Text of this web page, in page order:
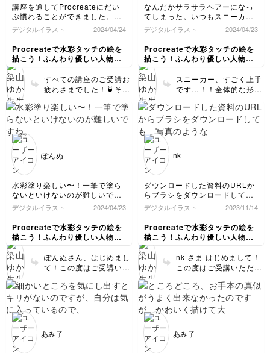
てgoodです！ご受講お
つかれさまでした🍵
見えます◎靴は小さい面
積にパーツが多く特に難
しいですよね…靴に限ら
ずですが輪郭をよく見る
ことと、細かい部分を描
く際はキャンバスをズー
ムして焦らずゆっくり描
くようにしています。ご
受講お疲れさまでした😊
応援しています！！
講座を通してProcreateにだい
ぶ慣れることができました。先
生の絵柄が好きなのでもっとた
くさん描きたかった〜。憧れの
水彩風の塗り方ができるように
なって嬉しいです。ありがとう
ございました。
デジタルイラスト 2024/04/24
Procreateで水彩タッチの絵を
描こう！ふんわり優しい人物イ
ラスト講座
すべての講座のご受講お
疲れさまでした！🍵その
しい限りです。最後の講
座の女の子もとても素敵
情が伝わってきます（ア
トでしょうか、めちゃめ
ちゃ可愛いです…！）改
めましてこの度はご受講
いただき誠にありがとう
ございました。少しでも
ぽんぬさんのお力になれ
ましたら幸いです😊（ご
質問もありがとうござい
ます！別途お答えさせて
いただきます）
なんだかサラサラヘアーになっ
てしまった。いつもスニーカー
を描くのが難しいと感じていた
ので勉強になりました！
デジタルイラスト 2024/04/23
Procreateで水彩タッチの絵を
描こう！ふんわり優しい人物イ
ラスト講座
スニーカー、すごく上手
です…！！全体的な形も
いていただいたことが伝
わってきます。髪の毛は
もちろんそのままでも素
をイメージしながら、一
り、もう少しカーブをか
けていただければカーリ
ーヘアらしくなるかと思
います。
ぽんぬ
水彩塗り楽しい〜！一筆で塗ら
ないといけないのが難しいです
ね。
デジタルイラスト 2024/04/23
Procreateで水彩タッチの絵を
描こう！ふんわり優しい人物イ
ラスト講座
ぽんぬさん、はじめまし
て！この度はご受講いた
す。水彩風塗り、たしか
に意図せず重ねてしまう
と濃くなったりして難し
さになりますよね。どう
ぞ楽しんでいただければ
nk
ダウンロードした資料のURLか
らブラシをダウンロードして
も、写真のような表示になり、
インストール出来ません…
私のやり方が間違っているのか
もしれませんが。。
デジタルイラスト 2023/11/14
Procreateで水彩タッチの絵を
描こう！ふんわり優しい人物イ
ラスト講座
nk さま はじめまして！
この度はご受講いただき
ブラシの件でご不便をお
かけし大変申し訳ありま
せん。添付いただいたお
の中に「水彩ブラ
シ.brushset」はないで
あみ子 あみ子